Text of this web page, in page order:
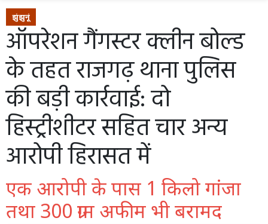
झुंझुनूं
ऑपरेशन गैंगस्टर क्लीन बोल्ड
के तहत राजगढ़ थाना पुलिस
की बड़ी कार्रवाई: दो
हिस्ट्रीशीटर सहित चार अन्य
आरोपी हिरासत में
एक आरोपी के पास 1 किलो गांजा
तथा 300 ग्राम अफीम भी बरामद